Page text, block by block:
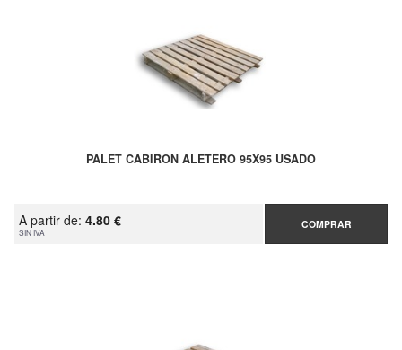
PALET CABIRON ALETERO 95X95 USADO
A partir de: 4.80 €
SIN IVA
COMPRAR